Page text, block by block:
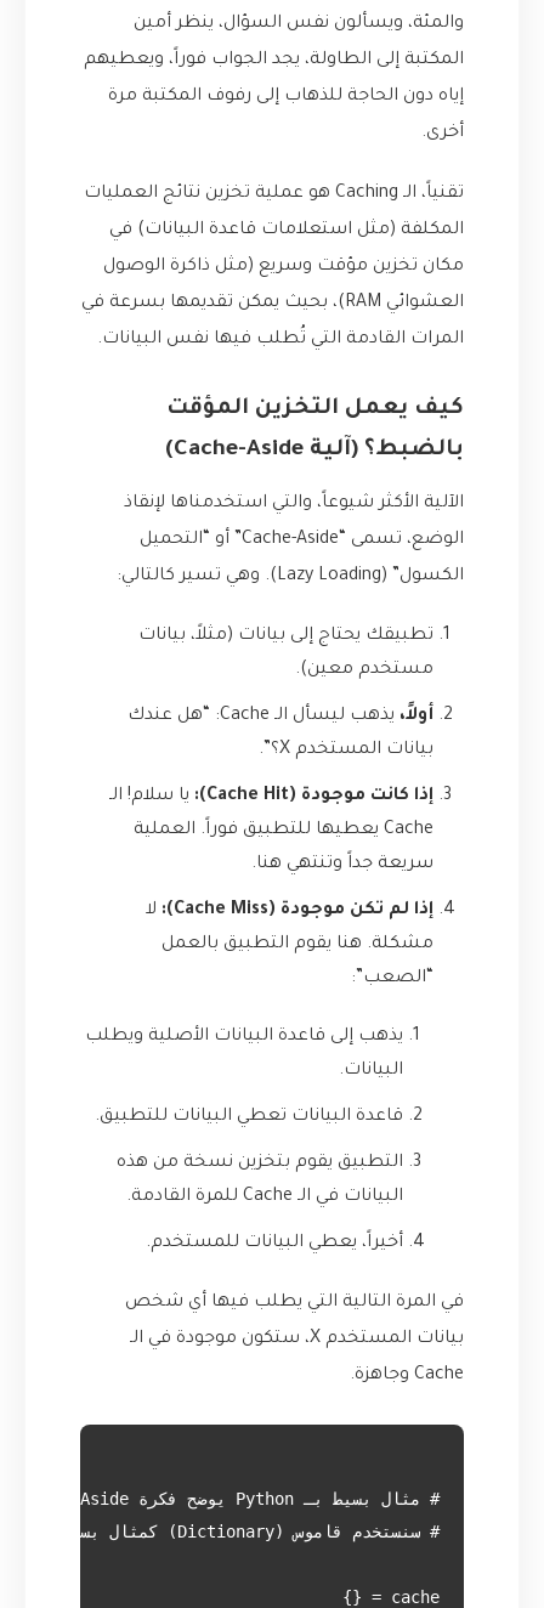
والمئة، ويسألون نفس السؤال، ينظر أمين
المكتبة إلى الطاولة، يجد الجواب فوراً، ويعطيهم
إياه دون الحاجة للذهاب إلى رفوف المكتبة مرة
أخرى.
تقنياً، الـ Caching هو عملية تخزين نتائج العمليات
المكلفة (مثل استعلامات قاعدة البيانات) في
مكان تخزين مؤقت وسريع (مثل ذاكرة الوصول
العشوائي RAM)، بحيث يمكن تقديمها بسرعة في
المرات القادمة التي تُطلب فيها نفس البيانات.
كيف يعمل التخزين المؤقت
بالضبط؟ (آلية Cache-Aside)
الآلية الأكثر شيوعاً، والتي استخدمناها لإنقاذ
الوضع، تسمى “Cache-Aside” أو “التحميل
الكسول” (Lazy Loading). وهي تسير كالتالي:
تطبيقك يحتاج إلى بيانات (مثلاً، بيانات
مستخدم معين).
أولاً،
يذهب ليسأل الـ Cache: “هل عندك
بيانات المستخدم X؟”.
إذا كانت موجودة (Cache Hit):
يا سلام! الـ
Cache يعطيها للتطبيق فوراً. العملية
سريعة جداً وتنتهي هنا.
إذا لم تكن موجودة (Cache Miss):
لا
مشكلة. هنا يقوم التطبيق بالعمل
“الصعب”:
يذهب إلى قاعدة البيانات الأصلية ويطلب
البيانات.
قاعدة البيانات تعطي البيانات للتطبيق.
التطبيق يقوم بتخزين نسخة من هذه
البيانات في الـ Cache للمرة القادمة.
أخيراً، يعطي البيانات للمستخدم.
في المرة التالية التي يطلب فيها أي شخص
بيانات المستخدم X، ستكون موجودة في الـ
Cache وجاهزة.